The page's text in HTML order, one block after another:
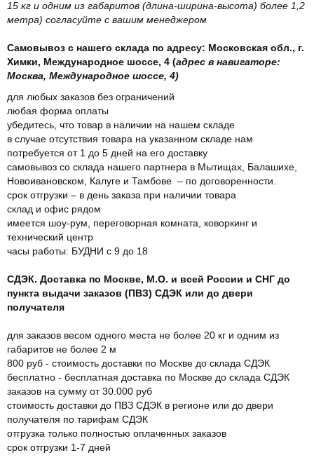
15 кг и одним из габаритов (длина-ширина-высота) более 1,2
метра) согласуйте с вашим менеджером
Самовывоз с нашего склада по адресу: Московская обл., г.
Химки, Международное шоссе, 4 (адрес в навигаторе:
Москва, Международное шоссе, 4)
для любых заказов без ограничений
любая форма оплаты
убедитесь, что товар в наличии на нашем складе
в случае отсутствия товара на указанном складе нам
потребуется от 1 до 5 дней на его доставку
самовывоз со склада нашего партнера в Мытищах, Балашихе,
Новоивановском, Калуге и Тамбове – по договоренности.
срок отгрузки – в день заказа при наличии товара
склад и офис рядом
имеется шоу-рум, переговорная комната, коворкинг и
технический центр
часы работы: БУДНИ с 9 до 18
СДЭК. Доставка по Москве, М.О. и всей России и СНГ до
пункта выдачи заказов (ПВЗ) СДЭК или до двери
получателя
для заказов весом одного места не более 20 кг и одним из
габаритов не более 2 м
800 руб - стоимость доставки по Москве до склада СДЭК
бесплатно - бесплатная доставка по Москве до склада СДЭК
заказов на сумму от 30.000 руб
стоимость доставки до ПВЗ СДЭК в регионе или до двери
получателя по тарифам СДЭК
отгрузка только полностью оплаченных заказов
срок отгрузки 1-7 дней